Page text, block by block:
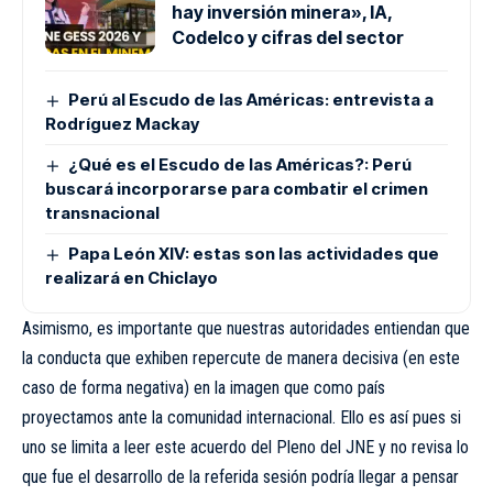
hay inversión minera», IA,
Codelco y cifras del sector
Perú al Escudo de las Américas: entrevista a
Rodríguez Mackay
¿Qué es el Escudo de las Américas?: Perú
buscará incorporarse para combatir el crimen
transnacional
Papa León XIV: estas son las actividades que
realizará en Chiclayo
Asimismo, es importante que nuestras autoridades entiendan que
la conducta que exhiben repercute de manera decisiva (en este
caso de forma negativa) en la imagen que como país
proyectamos ante la comunidad internacional. Ello es así pues si
uno se limita a leer este acuerdo del Pleno del JNE y no revisa lo
que fue el desarrollo de la referida sesión podría llegar a pensar